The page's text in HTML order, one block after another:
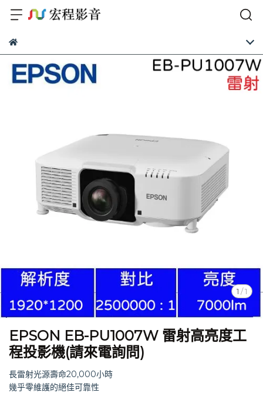
1 /1
EPSON EB-PU1007W 雷射高亮度工
程投影機(請來電詢問)
長雷射光源壽命20,000小時
幾乎零維護的絕佳可靠性